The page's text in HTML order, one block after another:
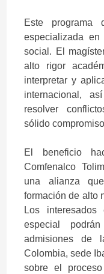
Este programa
especializada
social. El
alto rigor
interpretar y
internacional,
resolver
sólido
El beneficio
Comfenalco
una alianza
formación de alto
Los interesados
especial
admisiones de
Colombia, sede
sobre el